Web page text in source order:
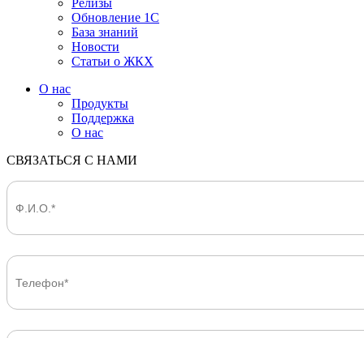
Релизы
Обновление 1С
База знаний
Новости
Статьи о ЖКХ
О нас
Продукты
Поддержка
О нас
СВЯЗАТЬСЯ С НАМИ